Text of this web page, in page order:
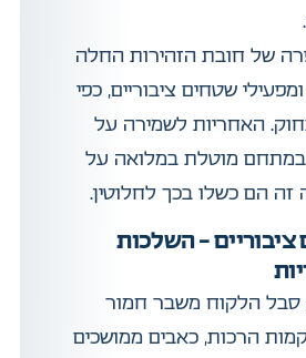
של חובת הזהירות החלה
שטחים ציבוריים, כפי
האחריות לשמירה על
מוטלת במלואה על
זה הם כשלו בכך לחלוטין.
– השלכות
סבל הלקוח משבר חמור
הרכות, כאבים ממושכים